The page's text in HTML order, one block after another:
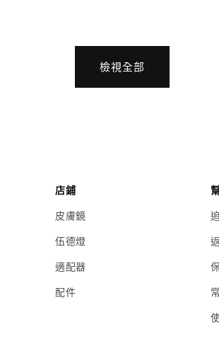
檢視全部
店鋪
皮膚鏡
伍德燈
適配器
配件